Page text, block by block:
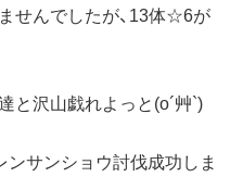
せんでしたが、13体☆6が
と沢山戯れよっと(o´艸`)
ンサンショウ討伐成功しま